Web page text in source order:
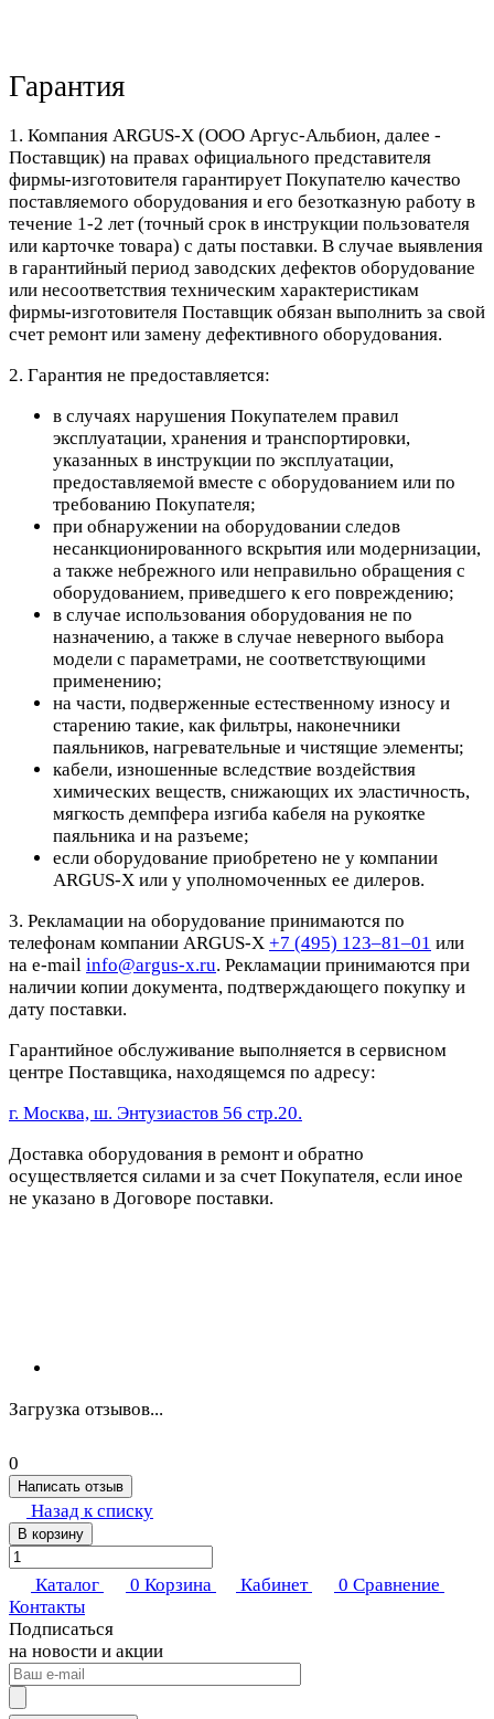
Гарантия
1. Компания ARGUS-X (ООО Аргус-Альбион, далее -
Поставщик) на правах официального представителя
фирмы-изготовителя гарантирует Покупателю качество
поставляемого оборудования и его безотказную работу в
течение 1-2 лет (точный срок в инструкции пользователя
или карточке товара) с даты поставки. В случае выявления
в гарантийный период заводских дефектов оборудование
или несоответствия техническим характеристикам
фирмы-изготовителя Поставщик обязан выполнить за свой
счет ремонт или замену дефективного оборудования.
2. Гарантия не предоставляется:
в случаях нарушения Покупателем правил
эксплуатации, хранения и транспортировки,
указанных в инструкции по эксплуатации,
предоставляемой вместе с оборудованием или по
требованию Покупателя;
при обнаружении на оборудовании следов
несанкционированного вскрытия или модернизации,
а также небрежного или неправильно обращения с
оборудованием, приведшего к его повреждению;
в случае использования оборудования не по
назначению, а также в случае неверного выбора
модели с параметрами, не соответствующими
применению;
на части, подверженные естественному износу и
старению такие, как фильтры, наконечники
паяльников, нагревательные и чистящие элементы;
кабели, изношенные вследствие воздействия
химических веществ, снижающих их эластичность,
мягкость демпфера изгиба кабеля на рукоятке
паяльника и на разъеме;
если оборудование приобретено не у компании
ARGUS-X или у уполномоченных ее дилеров.
3. Рекламации на оборудование принимаются по
телефонам компании ARGUS-X +7 (495) 123–81–01 или
на e-mail info@argus-x.ru. Рекламации принимаются при
наличии копии документа, подтверждающего покупку и
дату поставки.
Гарантийное обслуживание выполняется в сервисном
центре Поставщика, находящемся по адресу:
г. Москва, ш. Энтузиастов 56 стр.20.
Доставка оборудования в ремонт и обратно
осуществляется силами и за счет Покупателя, если иное
не указано в Договоре поставки.
Загрузка отзывов...
0
Написать отзыв
Назад к списку
В корзину
Каталог 0 Корзина Кабинет 0 Сравнение
Контакты
Подписаться
на новости и акции